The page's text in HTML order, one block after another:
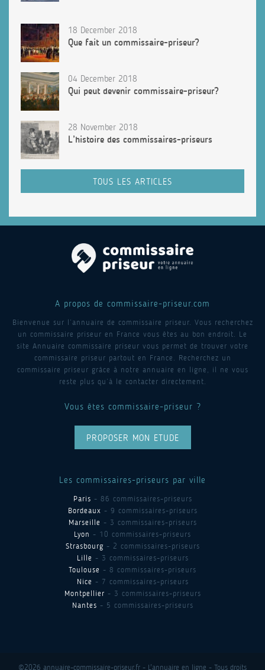
18 December 2018
Que fait un commissaire-priseur?
04 December 2018
Qui peut devenir commissaire-priseur?
28 November 2018
L’histoire des commissaires-priseurs
TOUS LES ARTICLES
A propos de commissaire-priseur.com
Bienvenue sur l’annuaire de commissaire priseur. Vous recherchez
un commissaire priseur en France vous êtes au bon endroit. Le
site Annuaire commissaire priseur vous permet de trouver votre
commissaire priseur partout en France. Recherchez un
commissaire priseur grâce à notre annuaire en ligne, il ne vous
reste plus qu’à le contacter directement.
Vous êtes commissaire-priseur ?
PROPOSER MON ETUDE
Les commissaires-priseurs par ville
Paris - 86 commissaires-priseurs
Bordeaux - 9 commissaires-priseurs
Marseille - 3 commissaires-priseurs
Lyon - 10 commissaires-priseurs
Strasbourg - 2 commissaires-priseurs
Lille - 3 commissaires-priseurs
Toulouse - 8 commissaires-priseurs
Nice - 7 commissaires-priseurs
Montpellier - 3 commissaires-priseurs
Nantes - 5 commissaires-priseurs
©2026 annuaire-commissaire-priseur.fr - L'annuaire en ligne - Tous droits